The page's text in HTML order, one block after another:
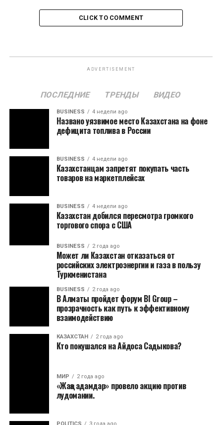
CLICK TO COMMENT
ADVERTISEMENT
ПОСЛЕДНИЕ ТРЕНДЫ ВИДЕО
BUSINESS 4 недели ago
Названо уязвимое место Казахстана на фоне
дефицита топлива в России
BUSINESS 4 недели ago
Казахстанцам запретят покупать часть
товаров на маркетплейсах
BUSINESS 4 недели ago
Казахстан добился пересмотра громкого
торгового спора с США
BUSINESS 2 года ago
Может ли Казахстан отказаться от
российских электроэнергии и газа в пользу
Туркменистана
BUSINESS 2 года ago
В Алматы пройдет форум BI Group –
прозрачность как путь к эффективному
взаимодействию
КАЗАХСТАН 2 года ago
Кто покушался на Айдоса Садыкова?
МИР 2 года ago
«Жаңа адамдар» провело акцию против
лудомании.